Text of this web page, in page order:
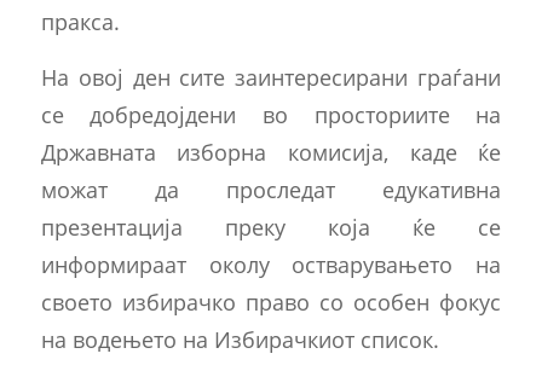
пракса.
На овој ден сите заинтересирани граѓани
се добредојдени во просториите на
Државната изборна комисија, каде ќе
можат да проследат едукативна
презентација преку која ќе се
информираат околу остварувањето на
своето избирачко право со особен фокус
на водењето на Избирачкиот список.